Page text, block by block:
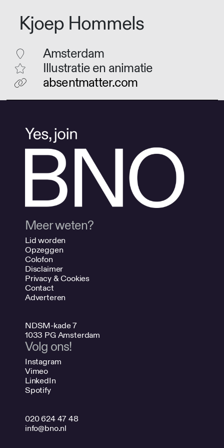
Kjoep Hommels
Amsterdam
Illustratie en animatie
absentmatter.com
Meer weten?
Lid worden
Opzeggen
Colofon
Disclaimer
Privacy & Cookies
Contact
Adverteren
NDSM-kade 7
1033 PG Amsterdam
Volg ons!
Instagram
Vimeo
LinkedIn
Spotify
020 624 47 48
info@bno.nl